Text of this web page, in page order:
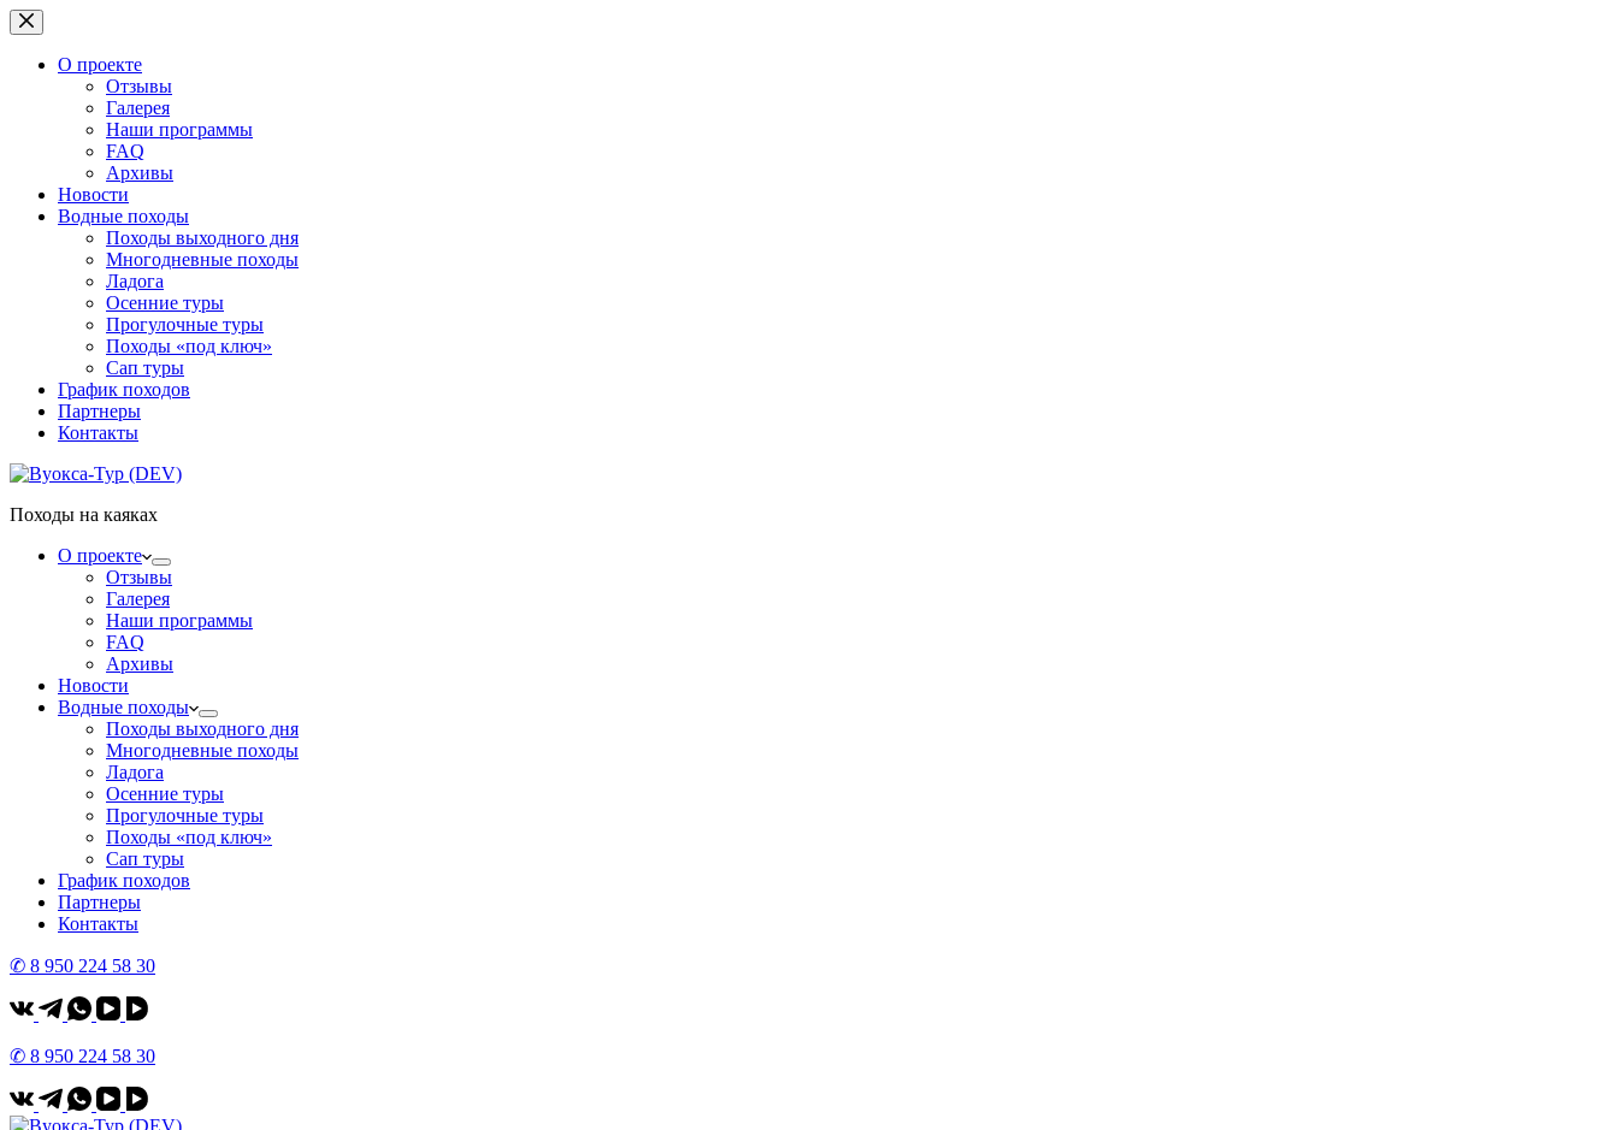
Перейти
к
сути
О проекте
Отзывы
Галерея
Наши программы
FAQ
Архивы
Новости
Водные походы
Походы выходного дня
Многодневные походы
Ладога
Осенние туры
Прогулочные туры
Походы «под ключ»
Сап туры
График походов
Партнеры
Контакты
Походы на каяках
О проекте
Отзывы
Галерея
Наши программы
FAQ
Архивы
Новости
Водные походы
Походы выходного дня
Многодневные походы
Ладога
Осенние туры
Прогулочные туры
Походы «под ключ»
Сап туры
График походов
Партнеры
Контакты
✆ 8 950 224 58 30
✆ 8 950 224 58 30